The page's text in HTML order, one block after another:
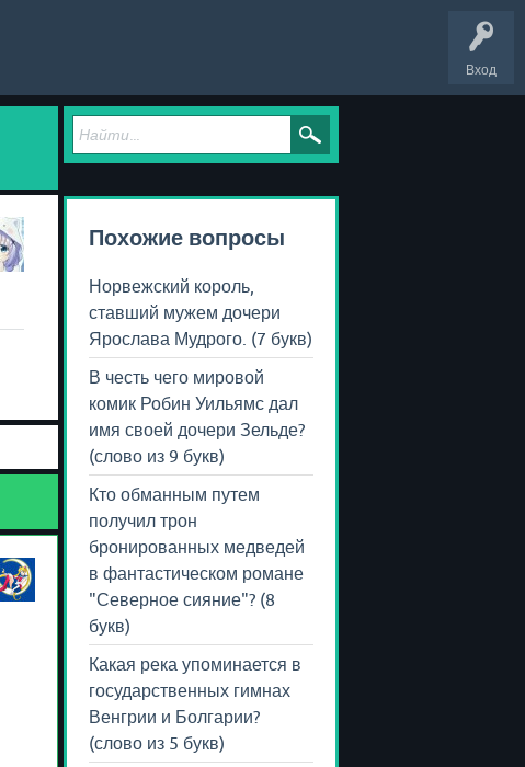
Вход
Похожие вопросы
Норвежский король,
ставший мужем дочери
Ярослава Мудрого. (7 букв)
В честь чего мировой
комик Робин Уильямс дал
имя своей дочери Зельде?
(слово из 9 букв)
Кто обманным путем
получил трон
бронированных медведей
в фантастическом романе
"Северное сияние"? (8
букв)
Какая река упоминается в
государственных гимнах
Венгрии и Болгарии?
(слово из 5 букв)